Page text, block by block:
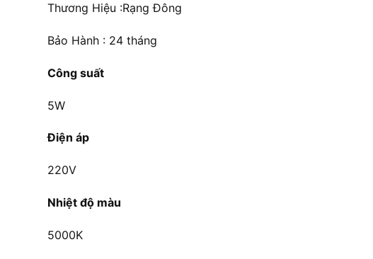
Thương Hiệu :Rạng Đông
Bảo Hành : 24 tháng
Công suất
5W
Điện áp
220V
Nhiệt độ màu
5000K